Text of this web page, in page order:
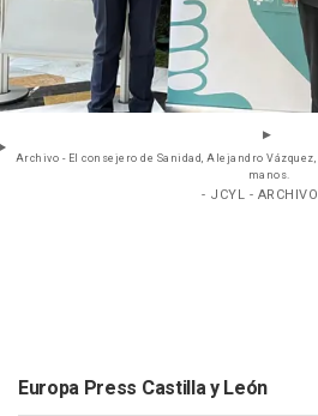
Archivo - El consejero de Sanidad, Alejandro Vázquez, junto a un cartel sobre la higiene de
manos.
- JCYL - ARCHIVO
Europa Press Castilla y León